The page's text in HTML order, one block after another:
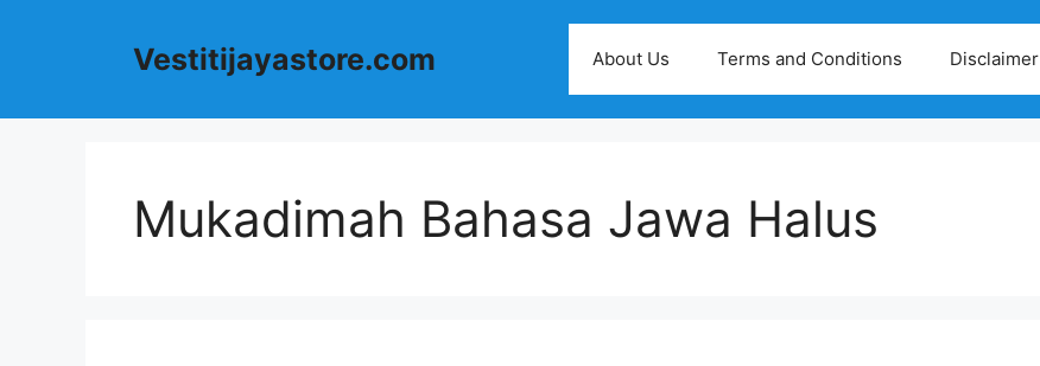
Vestitijayastore.com About Us Terms and Conditions Disclaimer
Mukadimah Bahasa Jawa Halus